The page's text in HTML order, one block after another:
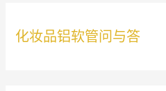
化妆品铝软管问与答